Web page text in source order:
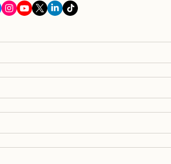
formulário ao lado ou nossos canais oficiais abaixo.